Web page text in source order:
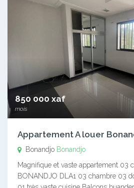
850 000 xaf
mois
Appartement A louer
Bonandjo Bonandjo
Magnifique et vaste appartement 03
BONANDJO DLA1 03 chambre 03